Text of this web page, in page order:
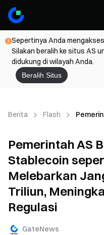
Sepertinya Anda
Silakan beralih ke situs AS
didukung di wilayah Anda.
Beralih Situs
Berita Flash
Pemerintah AS
Stablecoin
Melebarkan
Triliun,
Regulasi
GateNews